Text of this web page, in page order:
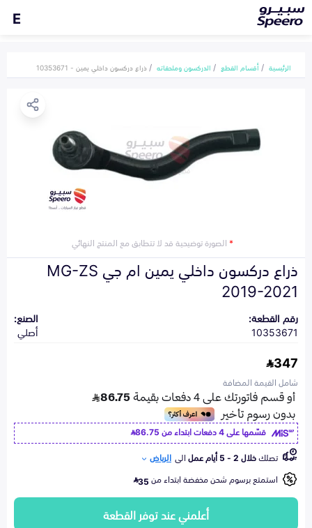
E
الرئيسية أقسام القطع الدركسون وملحقاته ذراع دركسون داخلي يمين - 10353671
*الصورة توضيحية قد لا تتطابق مع المنتج النهائي
ذراع دركسون داخلي يمين ام جي MG-ZS
2019-2021
رقم القطعة:
10353671
الصنع:
أصلي
347
شامل القيمة المضافة
قسّمها على 4 دفعات ابتداء من
86.75
تصلكخلال 2 - 5 أيام عمل الى الرياض
استمتع برسوم شحن مخفضة ابتداء من35
أعلمني عند توفر القطعة